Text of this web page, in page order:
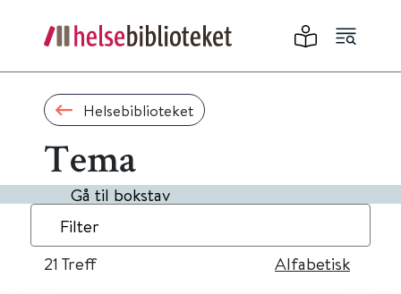
Helsebiblioteket
Tema
Gå til bokstav
Filter
21 Treff Alfabetisk